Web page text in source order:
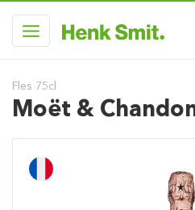
Fles 75cl
Moët &